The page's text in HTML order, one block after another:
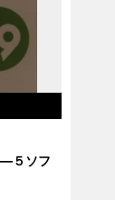
―５ソフ